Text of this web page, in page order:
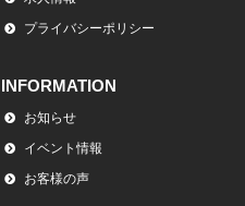
プライバシーポリシー
INFORMATION
お知らせ
イベント情報
お客様の声